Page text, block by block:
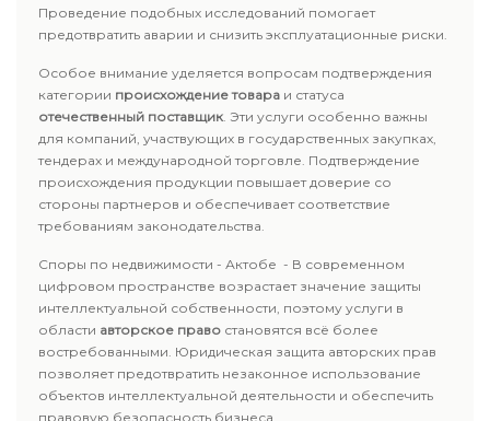
Проведение подобных исследований помогает
предотвратить аварии и снизить эксплуатационные риски.
Особое внимание уделяется вопросам подтверждения
категории происхождение товара и статуса
отечественный поставщик. Эти услуги особенно важны
для компаний, участвующих в государственных закупках,
тендерах и международной торговле. Подтверждение
происхождения продукции повышает доверие со
стороны партнеров и обеспечивает соответствие
требованиям законодательства.
Споры по недвижимости - Актобе - В современном
цифровом пространстве возрастает значение защиты
интеллектуальной собственности, поэтому услуги в
области авторское право становятся всё более
востребованными. Юридическая защита авторских прав
позволяет предотвратить незаконное использование
объектов интеллектуальной деятельности и обеспечить
правовую безопасность бизнеса.